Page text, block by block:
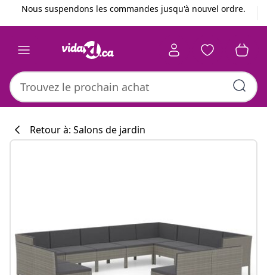
Précédent
Suivant
Nous suspendons les commandes jusqu'à nouvel ordre.
Retour à: Salons de jardin